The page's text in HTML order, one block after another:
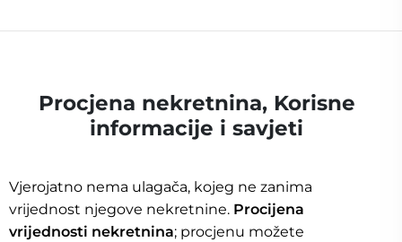
Procjena nekretnina, Korisne
informacije i savjeti
Vjerojatno nema ulagača, kojeg ne zanima
vrijednost njegove nekretnine. Procijena
vrijednosti nekretnina; procjenu možete